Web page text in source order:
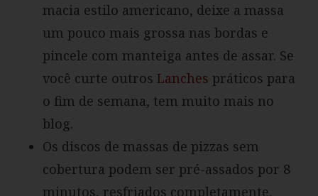
macia estilo americano, deixe a massa
um pouco mais grossa nas bordas e
pincele com manteiga antes de assar. Se
você curte outros Lanches práticos para
o fim de semana, tem muito mais no
blog.
Os discos de massas de pizzas sem
cobertura podem ser pré-assados por 8
minutos, resfriados completamente,